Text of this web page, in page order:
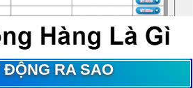
ĐỘNG RA SAO